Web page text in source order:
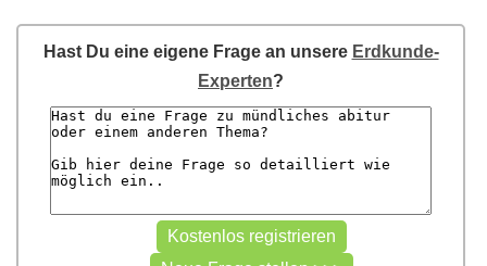
Hast Du eine eigene Frage an unsere Erdkunde-
Experten?